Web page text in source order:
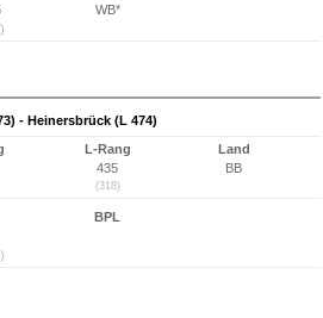
WB*
- Heinersbrück (L 474)
L-Rang
435
(318)
Land
BB
BPL